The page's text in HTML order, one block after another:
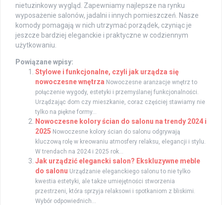
nietuzinkowy wygląd. Zapewniamy najlepsze na rynku
wyposażenie salonów, jadalni i innych pomieszczeń. Nasze
komody pomagają w nich utrzymać porządek, czyniąc je
jeszcze bardziej eleganckie i praktyczne w codziennym
użytkowaniu.
Powiązane wpisy:
Stylowe i funkcjonalne, czyli jak urządza się
nowoczesne wnętrza Nowoczesne aranżacje wnętrz to
połączenie wygody, estetyki i przemyślanej funkcjonalności.
Urządzając dom czy mieszkanie, coraz częściej stawiamy nie
tylko na piękne formy...
Nowoczesne kolory ścian do salonu na trendy 2024 i
2025 Nowoczesne kolory ścian do salonu odgrywają
kluczową rolę w kreowaniu atmosfery relaksu, elegancji i stylu.
W trendach na 2024 i 2025 rok...
Jak urządzić elegancki salon? Ekskluzywne meble
do salonu Urządzanie eleganckiego salonu to nie tylko
kwestia estetyki, ale także umiejętności stworzenia
przestrzeni, która sprzyja relaksowi i spotkaniom z bliskimi.
Wybór odpowiednich...